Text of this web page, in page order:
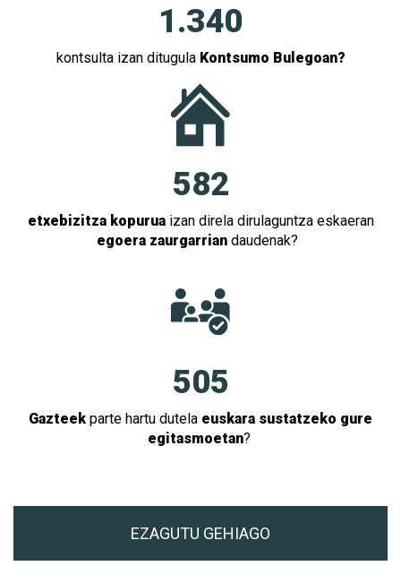
1.340
kontsulta izan ditugula Kontsumo Bulegoan?
582
etxebizitza kopuruaizan direla dirulaguntza eskaeran
egoera zaurgarriandaudenak?
505
Gazteek parte hartu dutela euskara sustatzeko gure
egitasmoetan?
EZAGUTU GEHIAGO